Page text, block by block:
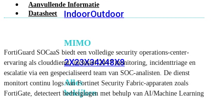
IndoorOutdoor
MIMO
2X23X34X48X8
Alles
bekijken
Aanvullende Informatie
Datasheet
FortiGuard SOCaaS biedt een volledige security operations-center-
ervaring als clouddienst, inclusief 24×7 monitoring, incidenttriage en
escalatie via een gespecialiseerd team van SOC-analisten. De dienst
monitort continu logs van Fortinet Security Fabric-apparaten zoals
FortiGate, detecteert bedreigingen met behulp van AI/Machine Learning